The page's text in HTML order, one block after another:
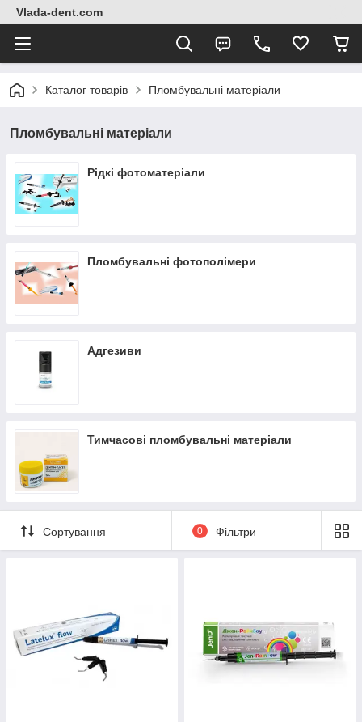
Vlada-dent.com
Каталог товарів Пломбувальні матеріали
Пломбувальні матеріали
Рідкі фотоматеріали
Пломбувальні фотополімери
Адгезиви
Тимчасові пломбувальні матеріали
Сортування 0 Фільтри